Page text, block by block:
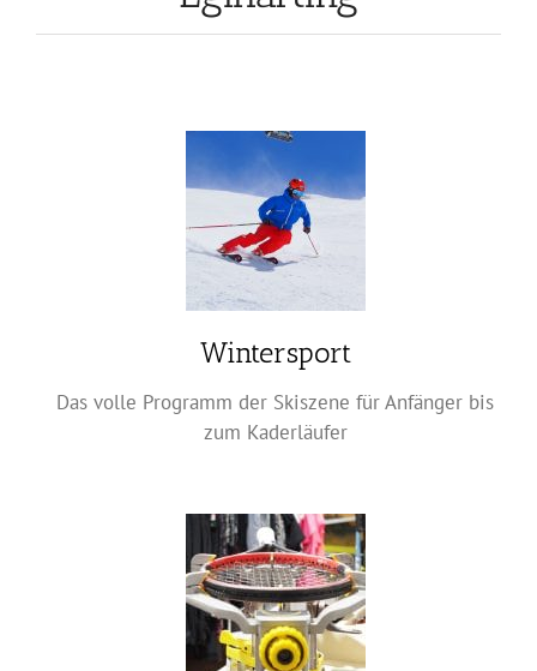
Wintersport
Das volle Programm der Skiszene für Anfänger bis
zum Kaderläufer